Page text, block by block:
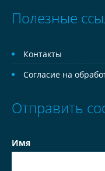
Полезные
Контакты
Согласие на
Отправить
Имя